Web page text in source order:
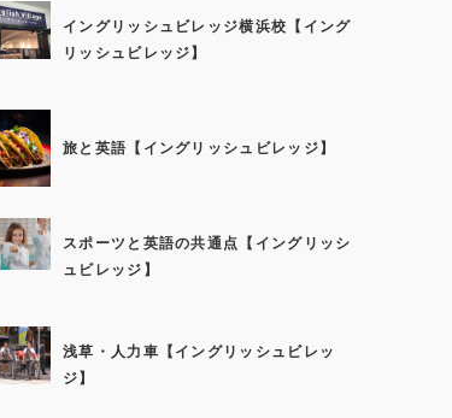
イングリッシュビレッジ横浜校【イング
リッシュビレッジ】
旅と英語【イングリッシュビレッジ】
スポーツと英語の共通点【イングリッシ
ュビレッジ】
浅草・人力車【イングリッシュビレッ
ジ】